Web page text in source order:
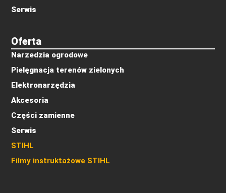
Oferta
Narzedzia ogrodowe
Pielęgnacja terenów zielonych
Elektronarzędzia
Akcesoria
Części zamienne
Serwis
STIHL
Filmy instruktażowe STIHL
Serwis